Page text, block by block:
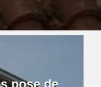
pose de